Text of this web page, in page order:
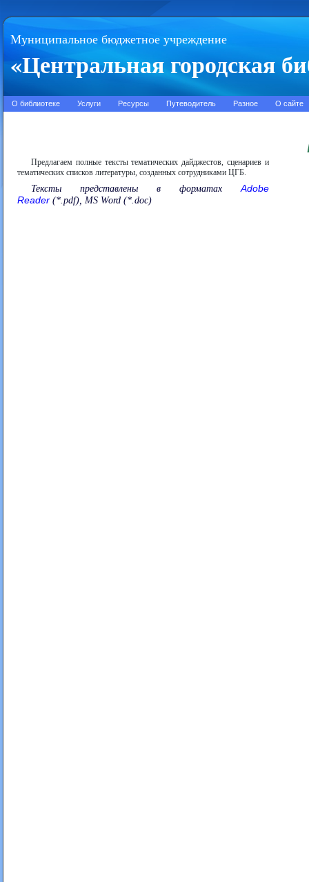
Муниципальное бюджетное учреждение
«Центральная городская
О библиотеке Услуги Ресурсы Путеводитель Разное О сайте
Предлагаем полные тексты тематических дайджестов, сценариев и
тематических списков литературы, созданных сотрудниками ЦГБ.
Тексты представлены в форматахAdobe
Reader (*.pdf), MS Word (*.doc)